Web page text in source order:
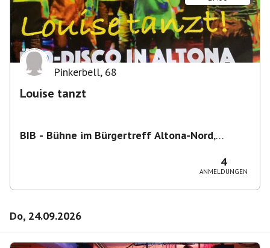
Pinkerbell, 68
Louise tanzt
BIB - Bühne im Bürgertreff Altona-Nord,
4
ANMELDUNGEN
Do, 24.09.2026